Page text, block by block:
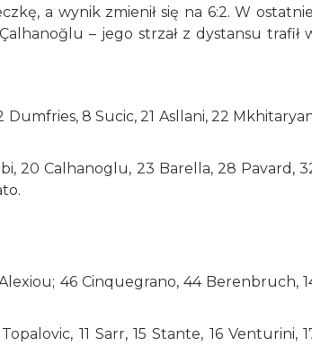
a wynik zmienił się na 6:2. W
– jego strzał z dystansu trafił
Dumfries, 8 Sucic, 21 Asllani, 22
20 Calhanoglu, 23 Barella, 28 Pavard,
46 Cinquegrano, 44 Berenbruch,
11 Sarr, 15 Stante, 16 Venturini,